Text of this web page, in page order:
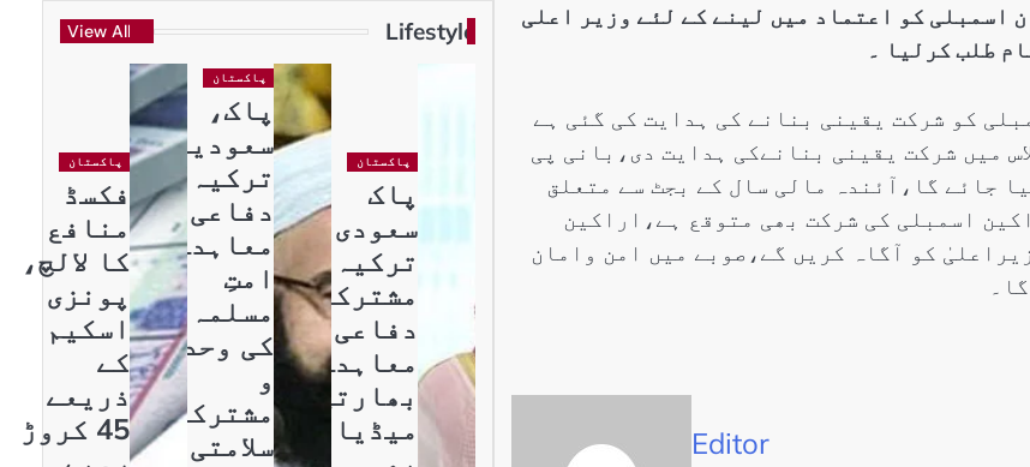
اسمبلی کو اعتماد میں لینے کے لئے وزیر اعلی
طلب کرلیا ۔
کو شرکت یقینی بنانے کی ہدایت کی گئی ہے
میں شرکت یقینی بنانےکی ہدایت دی،بانی پی
جائے گا،آئندہ مالی سال کے بجٹ سے متعلق
اسمبلی کی شرکت بھی متوقع ہے،اراکین
کو آگاہ کریں گے،صوبے میں امن وامان
Editor
Lifestyle
View All
پاکستان
پاک
سعودی
ترکیہ
مشترکہ
دفاعی
معاہدہ،
بھارتی
میڈیا
پاکستان
پاک،
سعودیہ،
ترکیہ
دفاعی
معاہدہ
امتِ
مسلمہ
کی وحدت
و
مشترکہ
سلامتی
پاکستان
فکسڈ
منافع
کا لالچ،
پونزی
اسکیم
کے
ذریعے
45 کروڑ